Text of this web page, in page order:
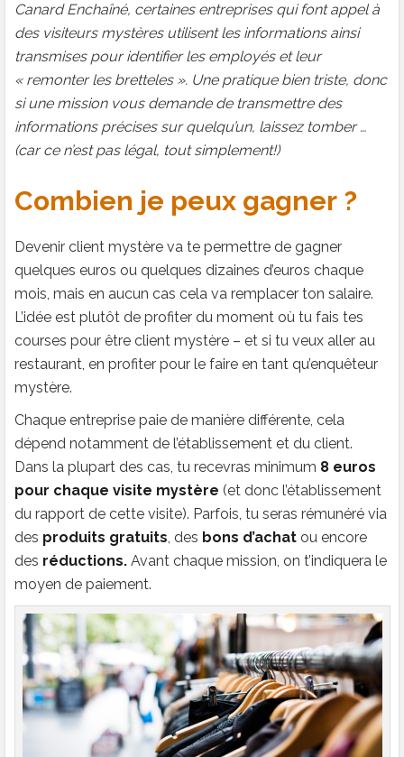
Canard Enchaîné, certaines entreprises qui font appel à
des visiteurs mystères utilisent les informations ainsi
transmises pour identifier les employés et leur
« remonter les bretteles ». Une pratique bien triste, donc
si une mission vous demande de transmettre des
informations précises sur quelqu’un, laissez tomber …
(car ce n’est pas légal, tout simplement!)
Combien je peux gagner ?
Devenir client mystère va te permettre de gagner
quelques euros ou quelques dizaines d’euros chaque
mois, mais en aucun cas cela va remplacer ton salaire.
L’idée est plutôt de profiter du moment où tu fais tes
courses pour être client mystère – et si tu veux aller au
restaurant, en profiter pour le faire en tant qu’enquêteur
mystère.
Chaque entreprise paie de manière différente, cela
dépend notamment de l’établissement et du client.
Dans la plupart des cas, tu recevras minimum 8 euros
pour chaque visite mystère (et donc l’établissement
du rapport de cette visite). Parfois, tu seras rémunéré via
des produits gratuits, des bons d’achat ou encore
des réductions. Avant chaque mission, on t’indiquera le
moyen de paiement.